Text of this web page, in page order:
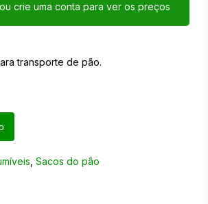
crie uma conta para ver os preços
transporte de pão.
Sacos do pão